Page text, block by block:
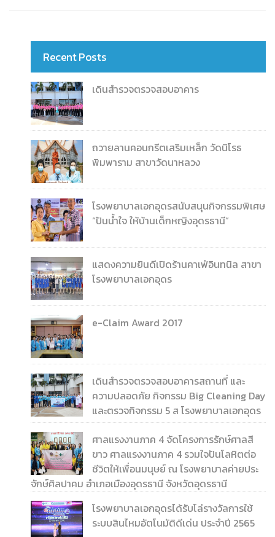
Recent Posts
เดินสำรวจตรวจสอบอาคาร
ถวายลานคอนกรีตเสริมเหล็ก วัดนิโรธ
พิมพาราม สาขาวัดนาหลวง
โรงพยาบาลเอกอุดรสนับสนุนกิจกรรมพิเศษ
“ปันน้ำใจ ให้บ้านเด็กหญิงอุดรธานี”
แสดงความยินดีเปิดร้านคาเฟ่อินทนิล สาขา
โรงพยาบาลเอกอุดร
e-Claim Award 2017
เดินสำรวจตรวจสอบอาคารสถานที่ และ
ความปลอดภัย กิจกรรม Big Cleaning Day
และตรวจกิจกรรม 5 ส โรงพยาบาลเอกอุดร
ศาลแรงงานภาค 4 จัดโครงการรักษ์ศาลสี
ขาว ศาลแรงงานภาค 4 รวมใจปันโลหิตต่อ
ชีวิตให้เพื่อนมนุษย์ ณ โรงพยาบาลค่ายประ
จักษ์ศิลปาคม อำเภอเมืองอุดรธานี จังหวัดอุดรธานี
โรงพยาบาลเอกอุดรได้รับโล่รางวัลการใช้
ระบบสินไหมอัตโนมัติดีเด่น ประจำปี 2565